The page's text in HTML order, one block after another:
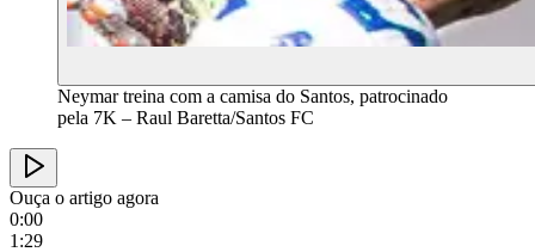
Neymar treina com a camisa do Santos, patrocinado
pela 7K – Raul Baretta/Santos FC
Ouça o artigo agora
0:00
1:29